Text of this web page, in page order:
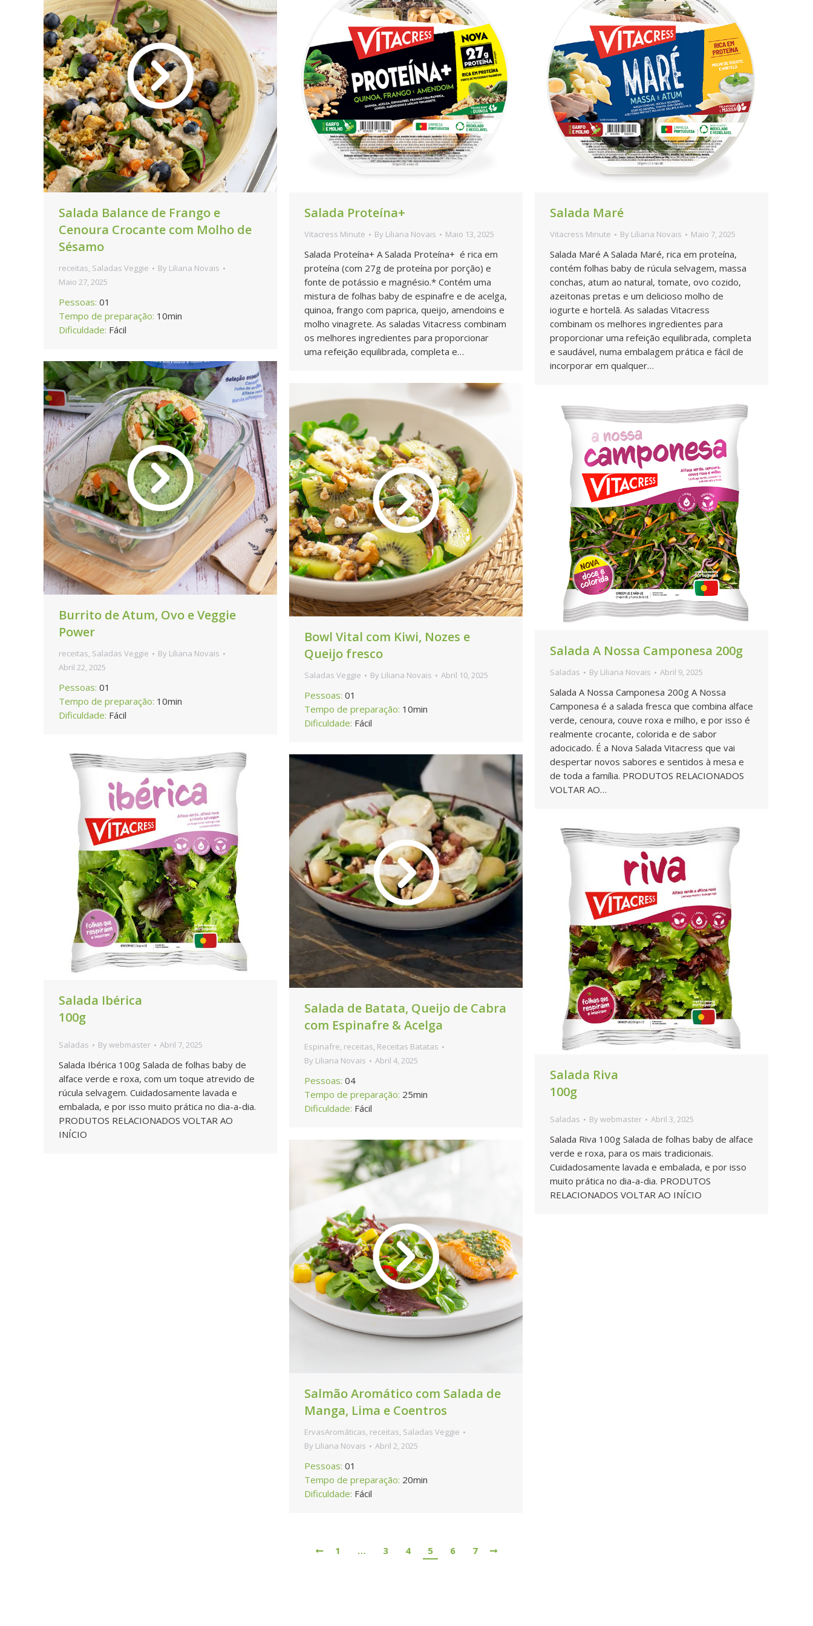
Salada Balance de Frango e
Cenoura Crocante com Molho de
Sésamo
receitas, Saladas Veggie By Liliana Novais
Maio 27, 2025
Pessoas: 01
Tempo de preparação: 10min
Dificuldade: Fácil
Salada Proteína+
Vitacress Minute By Liliana Novais Maio 13, 2025
Salada Proteína+ A Salada Proteína+ é rica em
proteína (com 27g de proteína por porção) e
fonte de potássio e magnésio.* Contém uma
mistura de folhas baby de espinafre e de acelga,
quinoa, frango com paprica, queijo, amendoins e
molho vinagrete. As saladas Vitacress combinam
os melhores ingredientes para proporcionar
uma refeição equilibrada, completa e…
Salada Maré
Vitacress Minute By Liliana Novais Maio 7, 2025
Salada Maré A Salada Maré, rica em proteína,
contém folhas baby de rúcula selvagem, massa
conchas, atum ao natural, tomate, ovo cozido,
azeitonas pretas e um delicioso molho de
iogurte e hortelã. As saladas Vitacress
combinam os melhores ingredientes para
proporcionar uma refeição equilibrada, completa
e saudável, numa embalagem prática e fácil de
incorporar em qualquer…
Burrito de Atum, Ovo e Veggie
Power
receitas, Saladas Veggie By Liliana Novais
Abril 22, 2025
Pessoas: 01
Tempo de preparação: 10min
Dificuldade: Fácil
Bowl Vital com Kiwi, Nozes e
Queijo fresco
Saladas Veggie By Liliana Novais Abril 10, 2025
Pessoas: 01
Tempo de preparação: 10min
Dificuldade: Fácil
Salada A Nossa Camponesa 200g
Saladas By Liliana Novais Abril 9, 2025
Salada A Nossa Camponesa 200g A Nossa
Camponesa é a salada fresca que combina alface
verde, cenoura, couve roxa e milho, e por isso é
realmente crocante, colorida e de sabor
adocicado. É a Nova Salada Vitacress que vai
despertar novos sabores e sentidos à mesa e
de toda a família. PRODUTOS RELACIONADOS
VOLTAR AO…
Salada Ibérica
100g
Saladas By webmaster Abril 7, 2025
Salada Ibérica 100g Salada de folhas baby de
alface verde e roxa, com um toque atrevido de
rúcula selvagem. Cuidadosamente lavada e
embalada, e por isso muito prática no dia-a-dia.
PRODUTOS RELACIONADOS VOLTAR AO
INÍCIO
Salada de Batata, Queijo de Cabra
com Espinafre & Acelga
Espinafre, receitas, Receitas Batatas
By Liliana Novais Abril 4, 2025
Pessoas: 04
Tempo de preparação: 25min
Dificuldade: Fácil
Salada Riva
100g
Saladas By webmaster Abril 3, 2025
Salada Riva 100g Salada de folhas baby de alface
verde e roxa, para os mais tradicionais.
Cuidadosamente lavada e embalada, e por isso
muito prática no dia-a-dia. PRODUTOS
RELACIONADOS VOLTAR AO INÍCIO
Salmão Aromático com Salada de
Manga, Lima e Coentros
ErvasAromáticas, receitas, Saladas Veggie
By Liliana Novais Abril 2, 2025
Pessoas: 01
Tempo de preparação: 20min
Dificuldade: Fácil
1 … 3 4 5 6 7